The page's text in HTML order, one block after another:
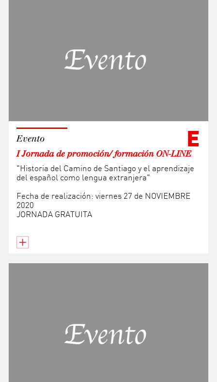
E
Evento
I Jornada de promoción/ formación ON-LINE
"Historia del Camino de Santiago y el aprendizaje
del español como lengua extranjera"
Fecha de realización: viernes 27 de NOVIEMBRE
2020
JORNADA GRATUITA